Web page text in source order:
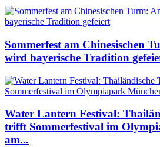
Sommerfest am Chinesischen
wird bayerische Tradition
Water Lantern Festival:
trifft Sommerfestival im
am...